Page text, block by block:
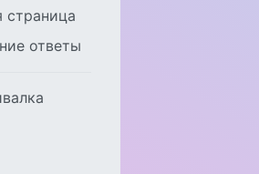
страница
ответы